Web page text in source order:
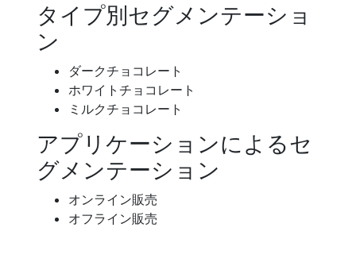
タイプ別セグメンテーショ
ン
ダークチョコレート
ホワイトチョコレート
ミルクチョコレート
アプリケーションによるセ
グメンテーション
オンライン販売
オフライン販売